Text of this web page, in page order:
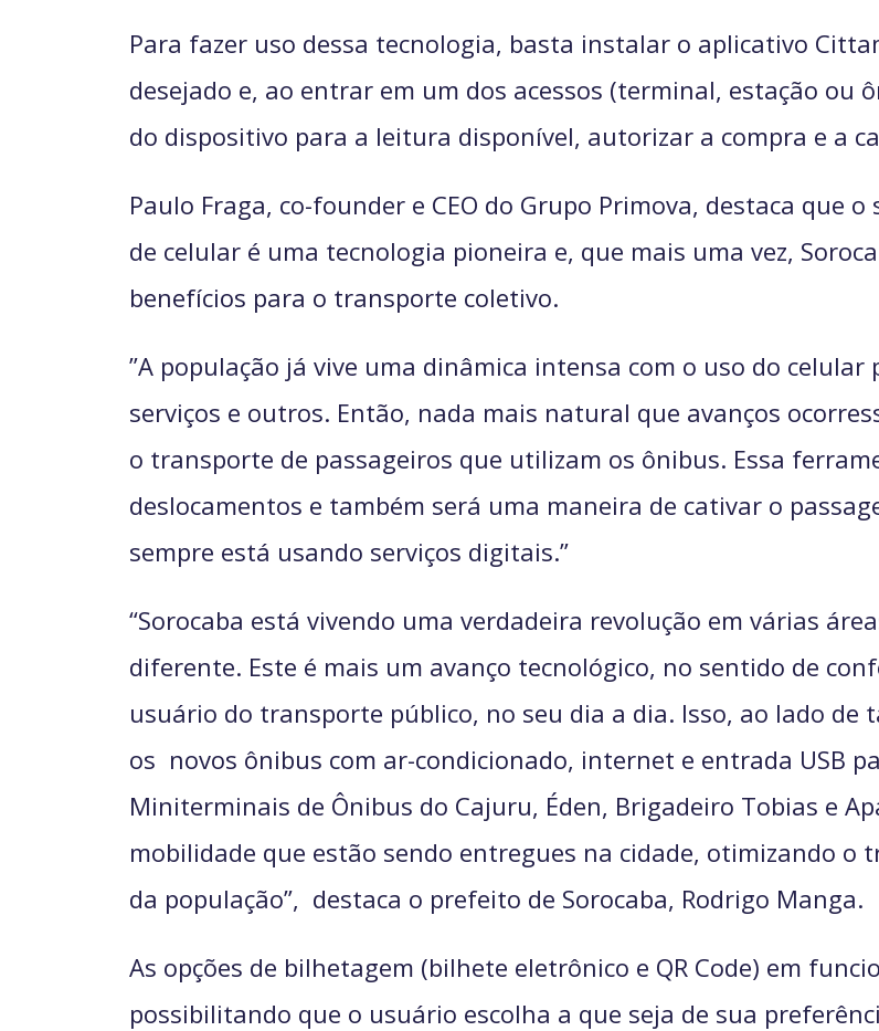
Para fazer uso dessa tecnologia, basta instalar o aplicativo
desejado e, ao entrar em um dos acessos (terminal, estação ou
do dispositivo para a leitura disponível, autorizar a compra e a
Paulo Fraga, co-founder e CEO do Grupo Primova, destaca que
de celular é uma tecnologia pioneira e, que mais uma vez,
benefícios para o transporte coletivo.
”A população já vive uma dinâmica intensa com o uso do
serviços e outros. Então, nada mais natural que avanços
o transporte de passageiros que utilizam os ônibus. Essa
deslocamentos e também será uma maneira de cativar o
sempre está usando serviços digitais.”
“Sorocaba está vivendo uma verdadeira revolução em várias
diferente. Este é mais um avanço tecnológico, no sentido de
usuário do transporte público, no seu dia a dia. Isso, ao lado
os novos ônibus com ar-condicionado, internet e entrada USB
Miniterminais de Ônibus do Cajuru, Éden, Brigadeiro Tobias e
mobilidade que estão sendo entregues na cidade, otimizando o
da população”, destaca o prefeito de Sorocaba, Rodrigo Manga.
As opções de bilhetagem (bilhete eletrônico e QR Code) em
possibilitando que o usuário escolha a que seja de sua